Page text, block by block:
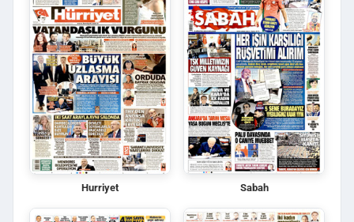
Hurriyet Sabah